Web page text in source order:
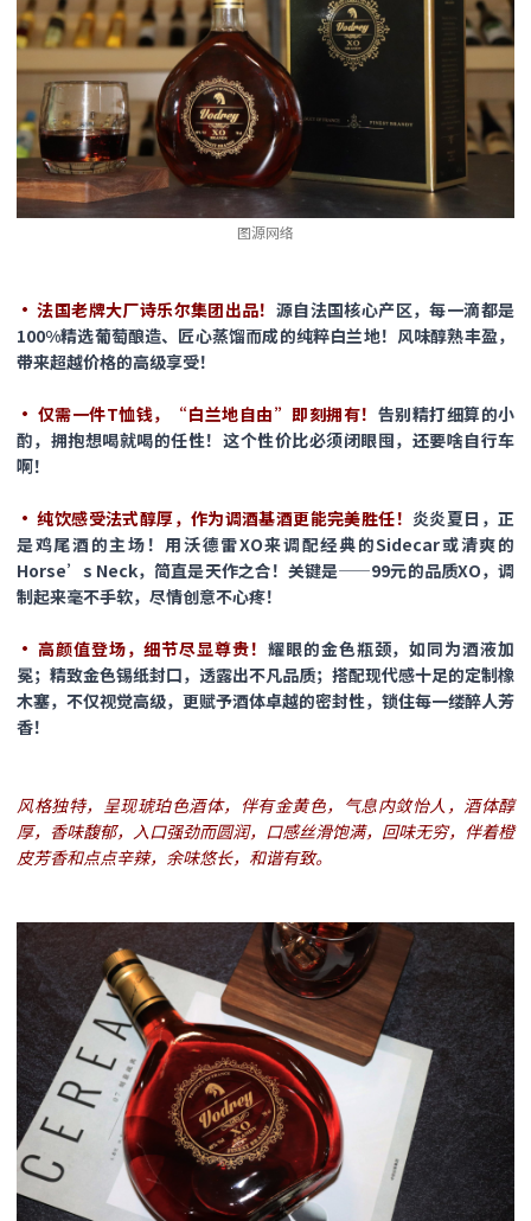
图源网络
· 法国老牌大厂诗乐尔集团出品！ 源自法国核心产区，每一滴都是
100%精选葡萄酿造、匠心蒸馏而成的纯粹白兰地！风味醇熟丰盈，
带来超越价格的高级享受！
· 仅需一件T恤钱，“白兰地自由”即刻拥有！ 告别精打细算的小
酌，拥抱想喝就喝的任性！​这个性价比必须闭眼囤，还要啥自行车
啊！
· 纯饮感受法式醇厚，作为调酒基酒更能完美胜任！炎炎夏日，正
是鸡尾酒的主场！用沃德雷XO来调配经典的​Sidecar​或清爽的
Horse’s Neck，简直是天作之合！关键是——99元的品质XO，调
制起来毫不手软，尽情创意不心疼！​​
· 高颜值登场，细节尽显尊贵！ 耀眼的金色瓶颈，如同为酒液加
冕；精致金色锡纸封口，透露出不凡品质；搭配现代感十足的定制橡
木塞，不仅视觉高级，更赋予酒体卓越的密封性，锁住每一缕醉人芳
香！
风格独特，呈现琥珀色酒体，伴有金黄色，气息内敛怡人，酒体醇
厚，香味馥郁，入口强劲而圆润，口感丝滑饱满，回味无穷，伴着橙
皮芳香和点点辛辣，余味悠长，和谐有致。